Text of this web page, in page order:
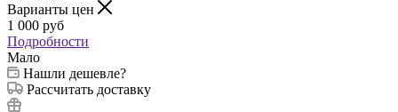
Варианты цен
1 000 руб
Подробности
Мало
Нашли дешевле?
Рассчитать доставку